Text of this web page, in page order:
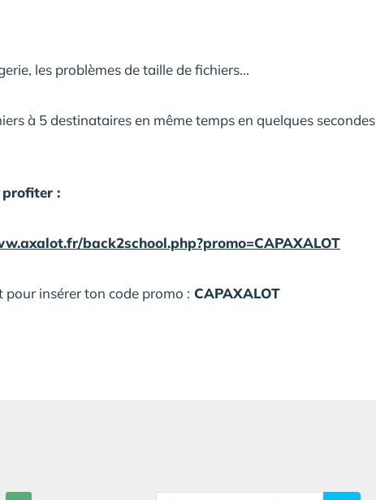
les problèmes de taille de fichiers...
à 5 destinataires en même temps en quelques secondes
:
back2school.php?promo=CAPAXALOT
pour insérer ton code promo : CAPAXALOT